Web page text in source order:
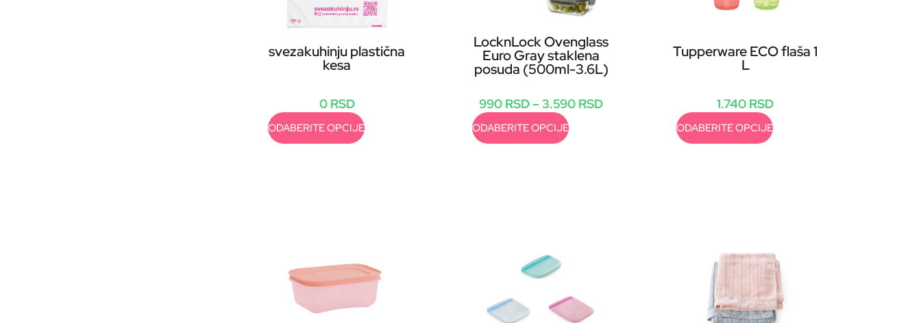
svezakuhinju plastična
kesa
0 RSD
ODABERITE OPCIJE
LocknLock Ovenglass
Euro Gray staklena
posuda (500ml-3.6L)
990 RSD–3.590 RSD
ODABERITE OPCIJE
Tupperware ECO flaša 1
L
1.740 RSD
ODABERITE OPCIJE